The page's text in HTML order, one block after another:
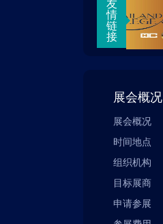
友
情
链
接
展会概况
展会概况
时间地点
组织机构
目标展商
申请参展